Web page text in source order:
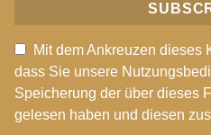
Mit dem Ankreuzen dieses
dass Sie unsere
Speicherung der über dieses
gelesen haben und diesen